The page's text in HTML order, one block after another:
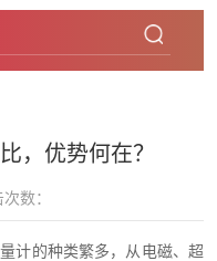
，优势何在？
数：
计的种类繁多，从电磁、超